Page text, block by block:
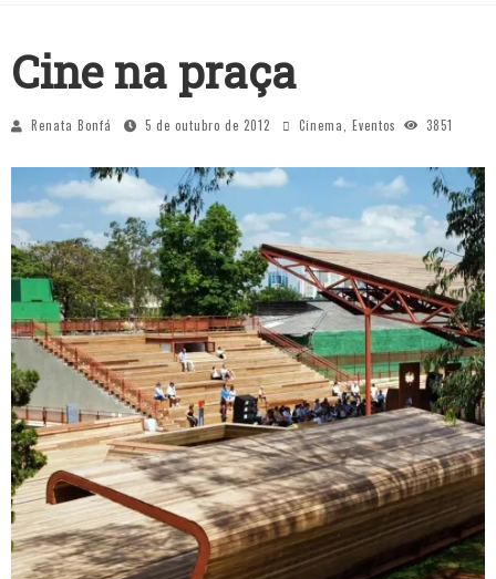
Cine na praça
Renata Bonfá 5 de outubro de 2012 Cinema Eventos 3851